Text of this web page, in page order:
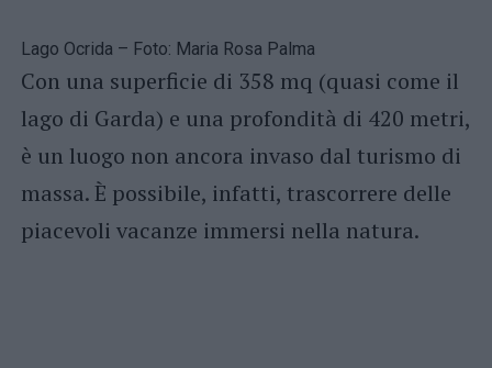
Lago Ocrida – Foto: Maria Rosa Palma
Con una superficie di 358 mq (quasi come il
lago di Garda) e una profondità di 420 metri,
è un luogo non ancora invaso dal turismo di
massa. È possibile, infatti, trascorrere delle
piacevoli vacanze immersi nella natura.